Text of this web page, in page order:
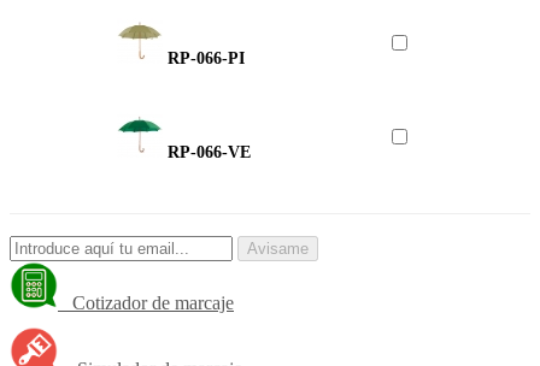
RP-066-PI
RP-066-VE
Avisame
Cotizador de marcaje